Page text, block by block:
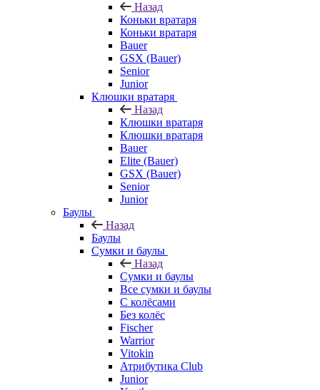
Назад
Коньки вратаря
Коньки вратаря
Bauer
GSX (Bauer)
Senior
Junior
Клюшки вратаря
Назад
Клюшки вратаря
Клюшки вратаря
Bauer
Elite (Bauer)
GSX (Bauer)
Senior
Junior
Баулы
Назад
Баулы
Сумки и баулы
Назад
Сумки и баулы
Все сумки и баулы
С колёсами
Без колёс
Fischer
Warrior
Vitokin
Атрибутика Club
Junior